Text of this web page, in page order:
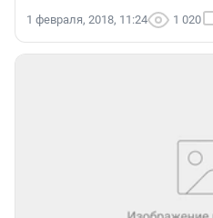
1 февраля, 2018, 11:24 1 020